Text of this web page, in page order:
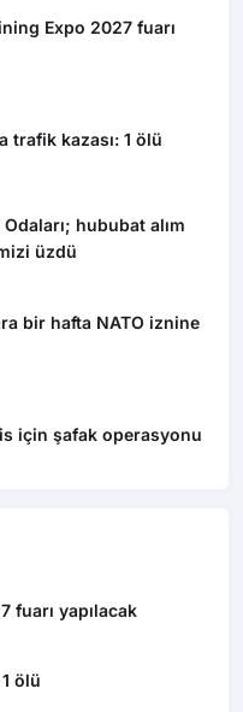
Expo 2027 fuarı
trafik kazası: 1 ölü
hububat alım
üzdü
bir hafta NATO iznine
için şafak operasyonu
fuarı yapılacak
ölü